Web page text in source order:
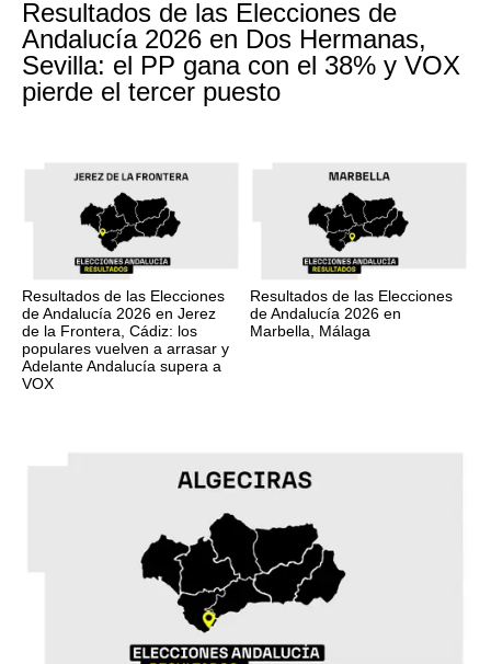
Resultados de las Elecciones de
Andalucía 2026 en Dos Hermanas,
Sevilla: el PP gana con el 38% y VOX
pierde el tercer puesto
Resultados de las Elecciones
de Andalucía 2026 en Jerez
de la Frontera, Cádiz: los
populares vuelven a arrasar y
Adelante Andalucía supera a
VOX
Resultados de las Elecciones
de Andalucía 2026 en
Marbella, Málaga